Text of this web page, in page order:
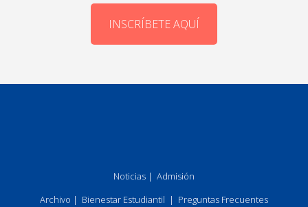
INSCRÍBETE AQUÍ
Noticias | Admisión
Archivo | Bienestar Estudiantil | Preguntas Frecuentes